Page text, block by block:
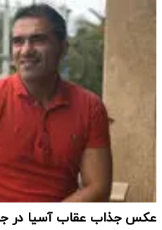
عکس جذاب عقاب آسیا در